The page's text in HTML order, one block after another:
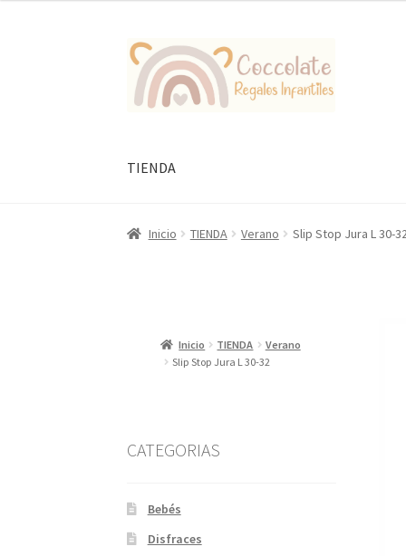
Ir
la
Ir
al
contenido
TIENDA
Inicio TIENDA Verano Slip Stop Jura L 30-
Inicio TIENDA
Verano
Slip Stop Jura L 30-32
CATEGORIAS
Bebés
Disfraces